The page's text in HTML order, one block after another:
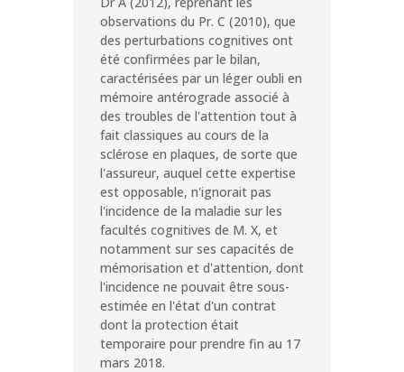
observations du Pr. C (2010), que
des perturbations cognitives ont
été confirmées par le bilan,
caractérisées par un léger oubli en
mémoire antérograde associé à
des troubles de l'attention tout à
fait classiques au cours de la
sclérose en plaques, de sorte que
l'assureur, auquel cette expertise
est opposable, n'ignorait pas
l'incidence de la maladie sur les
facultés cognitives de M. X, et
notamment sur ses capacités de
mémorisation et d'attention, dont
l'incidence ne pouvait être sous-
estimée en l'état d'un contrat
dont la protection était
temporaire pour prendre fin au 17
mars 2018.